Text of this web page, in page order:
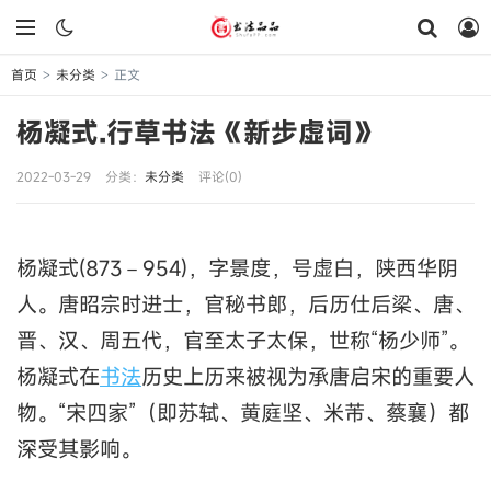
首页 > 未分类 > 正文
杨凝式.行草书法《新步虚词》
2022-03-29 分类： 未分类 评论(0)
杨凝式(873－954)，字景度，号虚白，陕西华阴
人。唐昭宗时进士，官秘书郎，后历仕后梁、唐、
晋、汉、周五代，官至太子太保，世称“杨少师”。
杨凝式在书法历史上历来被视为承唐启宋的重要人
物。“宋四家”（即苏轼、黄庭坚、米芾、蔡襄）都
深受其影响。